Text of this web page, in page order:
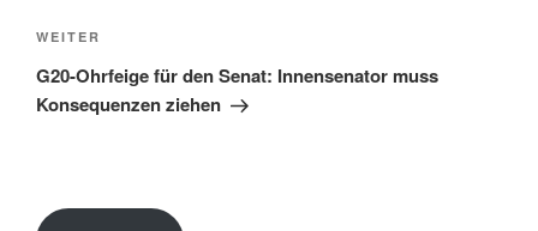
Nächster
Beitrag
WEITER
G20-Ohrfeige für den Senat: Innensenator muss
Konsequenzen ziehen